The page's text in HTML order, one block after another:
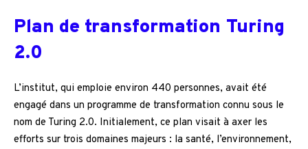
Plan de transformation Turing
2.0
L’institut, qui emploie environ 440 personnes, avait été
engagé dans un programme de transformation connu sous le
nom de Turing 2.0. Initialement, ce plan visait à axer les
efforts sur trois domaines majeurs : la santé, l’environnement,